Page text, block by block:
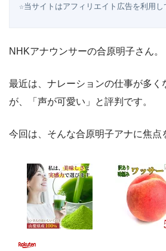
☆当サイトはアフィリエイト広告を利用し
NHKアナウンサーの合原明子さん。
最近は、ナレーションの仕事が多く
が、「声が可愛い」と評判です。
今回は、そんな合原明子アナに焦点